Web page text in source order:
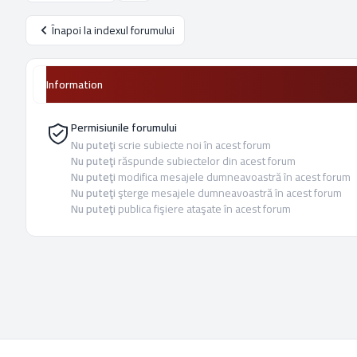
Înapoi la indexul forumului
Information
Permisiunile forumului
Nu puteţiscrie subiecte noi în acest forum
Nu puteţirăspunde subiectelor din acest forum
Nu puteţimodifica mesajele dumneavoastră în acest forum
Nu puteţişterge mesajele dumneavoastră în acest forum
Nu puteţipublica fişiere ataşate în acest forum